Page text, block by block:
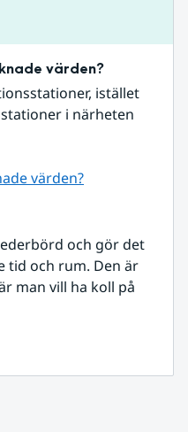
värden?
istället
i närheten
värden?
och gör det
tid och rum. Den är
man vill ha koll på